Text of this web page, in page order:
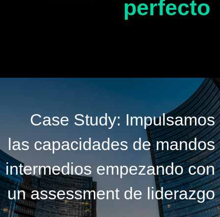
perfecto
Case Study: Impulsamos
las capacidades de mandos
intermedios empezando con
un assessment de liderazgo